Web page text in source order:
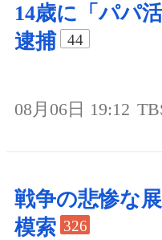
14歳に「パパ
逮捕
44
08月06日 19:12
戦争の悲惨な
模索 326